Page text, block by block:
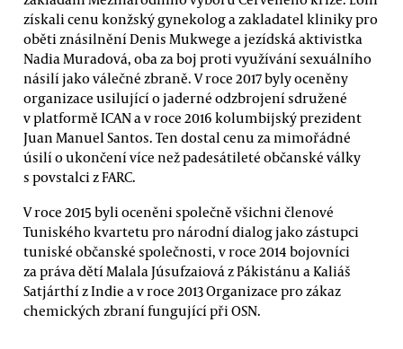
získali cenu konžský gynekolog a zakladatel kliniky pro
oběti znásilnění Denis Mukwege a jezídská aktivistka
Nadia Muradová, oba za boj proti využívání sexuálního
násilí jako válečné zbraně. V roce 2017 byly oceněny
organizace usilující o jaderné odzbrojení sdružené
v platformě ICAN a v roce 2016 kolumbijský prezident
Juan Manuel Santos. Ten dostal cenu za mimořádné
úsilí o ukončení více než padesátileté občanské války
s povstalci z FARC.
V roce 2015 byli oceněni společně všichni členové
Tuniského kvartetu pro národní dialog jako zástupci
tuniské občanské společnosti, v roce 2014 bojovníci
za práva dětí Malala Júsufzaiová z Pákistánu a Kaliáš
Satjárthí z Indie a v roce 2013 Organizace pro zákaz
chemických zbraní fungující při OSN.